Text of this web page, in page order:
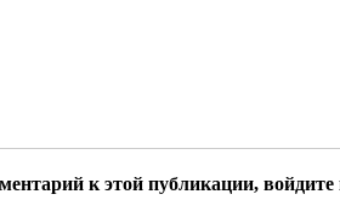
к этой публикации,